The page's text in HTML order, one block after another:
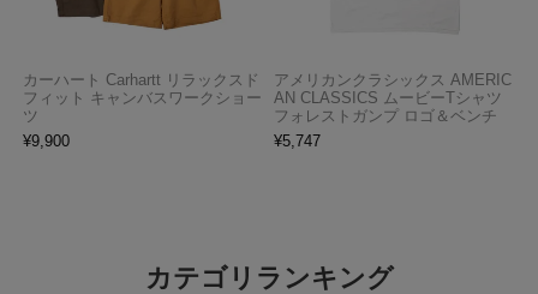
カーハート Carhartt リラックスド
フィット キャンバスワークショー
ツ
¥9,900
アメリカンクラシックス AMERIC
AN CLASSICS ムービーTシャツ
フォレストガンプ ロゴ＆ベンチ
¥5,747
カテゴリランキング